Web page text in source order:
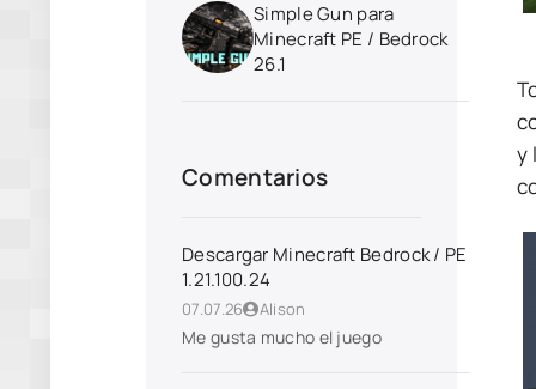
y
Simple Gun para
Minecraft PE / Bedrock
26.1
Comentarios
Descargar Minecraft Bedrock / PE
1.21.100.24
07.07.26 Alison
Me gusta mucho el juego